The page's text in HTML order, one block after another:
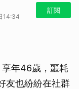
14:34
訂閱
年46歲，噩耗
友也紛紛在社群